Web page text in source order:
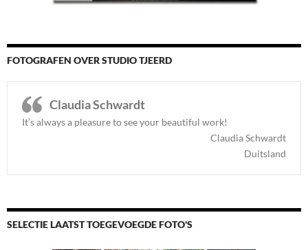
FOTOGRAFEN OVER STUDIO TJEERD
Claudia Schwardt
It’s always a pleasure to see your beautiful work!
Claudia Schwardt
Duitsland
SELECTIE LAATST TOEGEVOEGDE FOTO'S